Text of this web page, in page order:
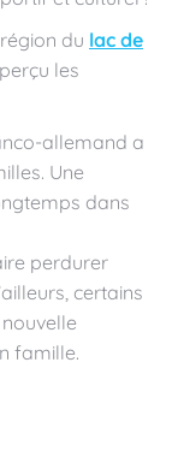
du lac de
les
allemand a
Une
dans
perdurer
certains
famille.